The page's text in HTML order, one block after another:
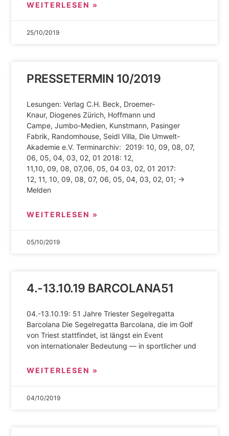
WEITERLESEN »
25/10/2019
PRESSETERMIN 10/2019
Lesungen: Verlag C.H. Beck, Droemer-
Knaur, Diogenes Zürich, Hoffmann und
Campe, Jumbo-Medien, Kunstmann, Pasinger
Fabrik, Randomhouse, Seidl Villa, Die Umwelt-
Akademie e.V. Terminarchiv: 2019: 10, 09, 08, 07,
06, 05, 04, 03, 02, 01 2018: 12,
11,10, 09, 08, 07,06, 05, 04 03, 02, 01 2017:
12, 11, 10, 09, 08, 07, 06, 05, 04, 03, 02, 01; →
Melden
WEITERLESEN »
05/10/2019
4.-13.10.19 BARCOLANA51
04.-13.10.19: 51 Jahre Triester Segelregatta
Barcolana Die Segelregatta Barcolana, die im Golf
von Triest stattfindet, ist längst ein Event
von internationaler Bedeutung — in sportlicher und
WEITERLESEN »
04/10/2019